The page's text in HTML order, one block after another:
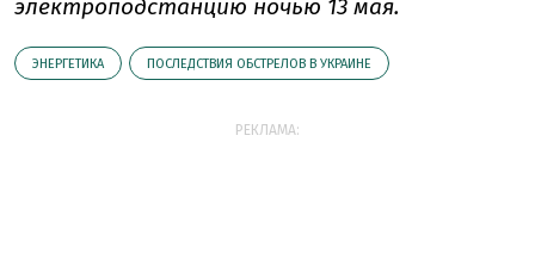
электроподстанцию ночью 13 мая.
ЭНЕРГЕТИКА ПОСЛЕДСТВИЯ ОБСТРЕЛОВ В УКРАИНЕ
РЕКЛАМА: